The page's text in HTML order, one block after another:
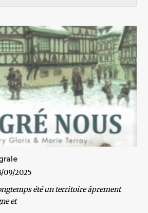
09/2025
été un territoire âprement
et